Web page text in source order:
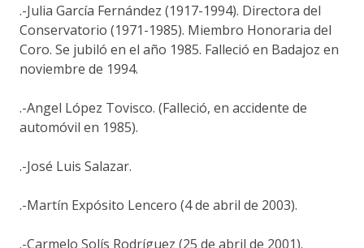
.-Julia García Fernández (1917-1994). Directora del
Conservatorio (1971-1985). Miembro Honoraria del
Coro. Se jubiló en el año 1985. Falleció en Badajoz en
noviembre de 1994.
.-Angel López Tovisco. (Falleció, en accidente de
automóvil en 1985).
.-José Luis Salazar.
.-Martín Expósito Lencero (4 de abril de 2003).
.-Carmelo Solís Rodríguez (25 de abril de 2001).